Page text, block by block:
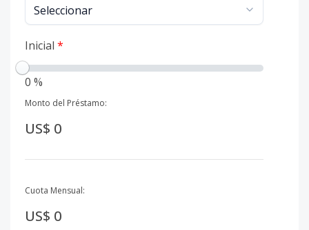
Inicial *
0 %
Monto del Préstamo:
US$ 0
Cuota Mensual:
US$ 0